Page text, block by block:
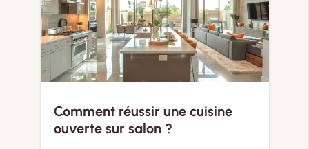
Comment réussir une cuisine
ouverte sur salon ?